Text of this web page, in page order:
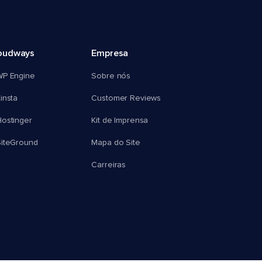
Engine
Empresa
Sobre nós
Customer Reviews
Kit de Imprensa
Mapa do Site
Carreiras